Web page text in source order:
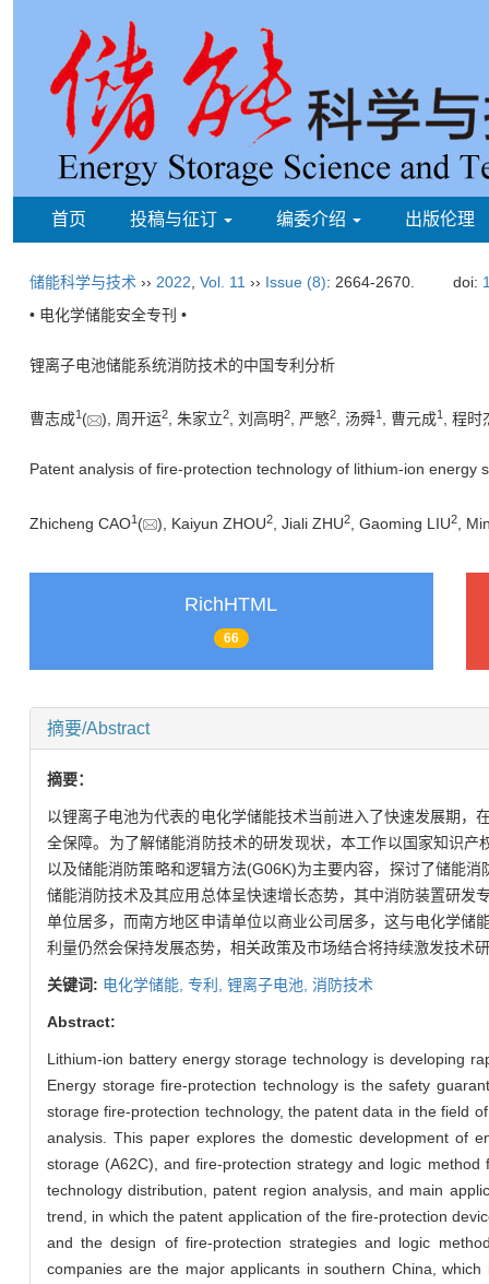
首页 投稿与征订 编委介绍 出版伦理
储能科学与技术 ›› 2022 Vol. 11 ›› Issue (8): 2664-2670. doi:
• 电化学储能安全专刊 •
锂离子电池储能系统消防技术的中国专利分析
曹志成1 ( ), 周开运2, 朱家立2, 刘高明2, 严慜2, 汤舜1 , 曹元成1 , 程时
Patent analysis of fire-protection technology of lithium-ion energy
Zhicheng CAO1 ( ), Kaiyun ZHOU2 , Jiali ZHU2 , Gaoming LIU2 ,
RichHTML
66
摘要/Abstract
摘要：
以锂离子电池为代表的电化学储能技术当前进入了快速发展期
全保障。为了解储能消防技术的研发现状，本工作以国家知识
以及储能消防策略和逻辑方法(G06K)为主要内容，探讨了储能
储能消防技术及其应用总体呈快速增长态势，其中消防装置研
单位居多，而南方地区申请单位以商业公司居多，这与电化学
利量仍然会保持发展态势，相关政策及市场结合将持续激发技术
关键词: 电化学储能, 专利, 锂离子电池, 消防技术
Abstract:
Lithium-ion battery energy storage technology is developing
Energy storage fire-protection technology is the safety
storage fire-protection technology, the patent data in the field
analysis. This paper explores the domestic development of
storage (A62C), and fire-protection strategy and logic
technology distribution, patent region analysis, and main
trend, in which the patent application of the fire-protection
and the design of fire-protection strategies and logic
companies are the major applicants in southern China,